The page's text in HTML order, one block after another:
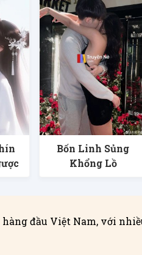
Bốn Linh Sủng
Khổng Lồ
đầu Việt Nam, với